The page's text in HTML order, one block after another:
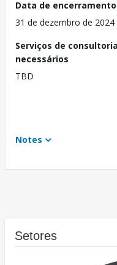
Data de encerramento
31 de dezembro de 2024
Serviços de consultoria
necessários
TBD
Notes
Setores